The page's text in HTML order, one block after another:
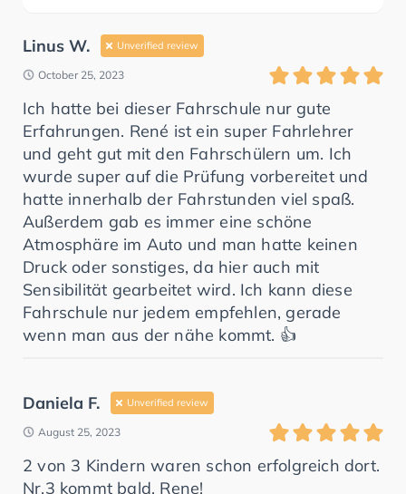
Linus W. Unverified review
October 25, 2023
Ich hatte bei dieser Fahrschule nur gute
Erfahrungen. René ist ein super Fahrlehrer
und geht gut mit den Fahrschülern um. Ich
wurde super auf die Prüfung vorbereitet und
hatte innerhalb der Fahrstunden viel spaß.
Außerdem gab es immer eine schöne
Atmosphäre im Auto und man hatte keinen
Druck oder sonstiges, da hier auch mit
Sensibilität gearbeitet wird. Ich kann diese
Fahrschule nur jedem empfehlen, gerade
wenn man aus der nähe kommt. 👍
Daniela F. Unverified review
August 25, 2023
2 von 3 Kindern waren schon erfolgreich dort.
Nr.3 kommt bald, Rene!